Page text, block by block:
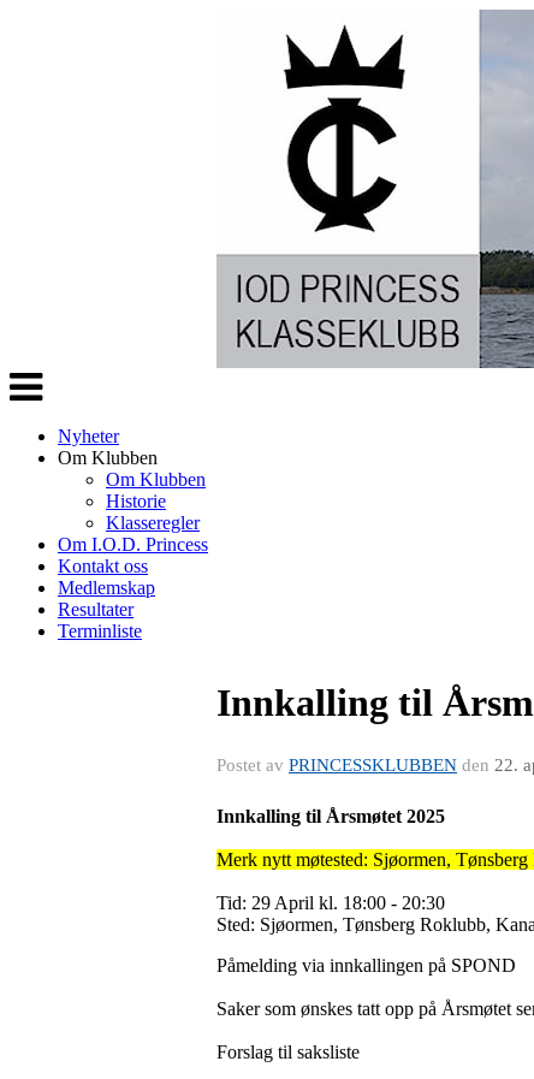
Veksle
navigasjon
Nyheter
Om Klubben
Om Klubben
Historie
Klasseregler
Om I.O.D. Princess
Kontakt oss
Medlemskap
Resultater
Terminliste
Innkalling til
Postet av PRINCESSKLUBBEN den 22.
Innkalling til Årsmøtet 2025
Merk nytt møtested: Sjøormen,
Tid: 29 April kl. 18:00 - 20:30
Sted: Sjøormen, Tønsberg Roklubb,
Påmelding via innkallingen på SPOND
Saker som ønskes tatt opp på Årsmøtet
Forslag til saksliste